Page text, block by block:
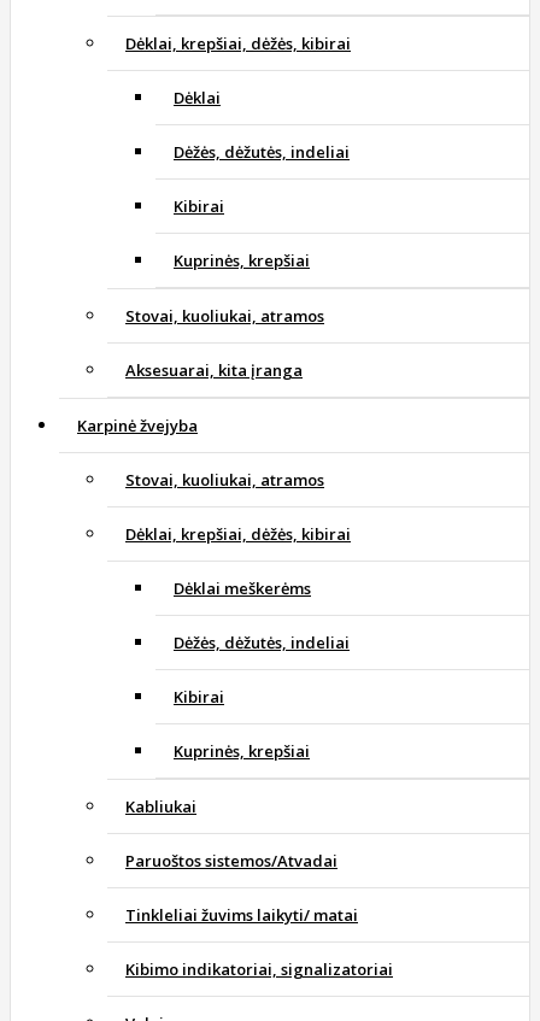
Dėklai, krepšiai, dėžės, kibirai
Dėklai
Dėžės, dėžutės, indeliai
Kibirai
Kuprinės, krepšiai
Stovai, kuoliukai, atramos
Aksesuarai, kita įranga
Karpinė žvejyba
Stovai, kuoliukai, atramos
Dėklai, krepšiai, dėžės, kibirai
Dėklai meškerėms
Dėžės, dėžutės, indeliai
Kibirai
Kuprinės, krepšiai
Kabliukai
Paruoštos sistemos/Atvadai
Tinkleliai žuvims laikyti/ matai
Kibimo indikatoriai, signalizatoriai